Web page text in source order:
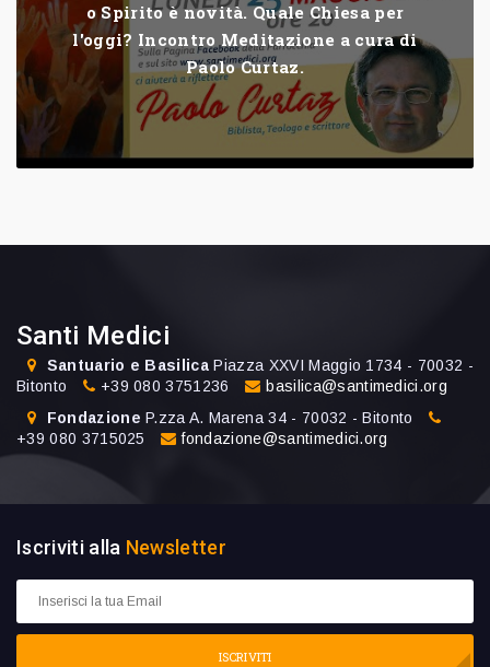
o Spirito è novità. Quale Chiesa per
l'oggi? Incontro Meditazione a cura di
Paolo Curtaz.
Santi Medici
Santuario e Basilica Piazza XXVI Maggio 1734 - 70032 -
Bitonto
+39 080 3751236
basilica@santimedici.org
Fondazione P.zza A. Marena 34 - 70032 - Bitonto
+39 080 3715025
fondazione@santimedici.org
Iscriviti alla Newsletter
ISCRIVITI